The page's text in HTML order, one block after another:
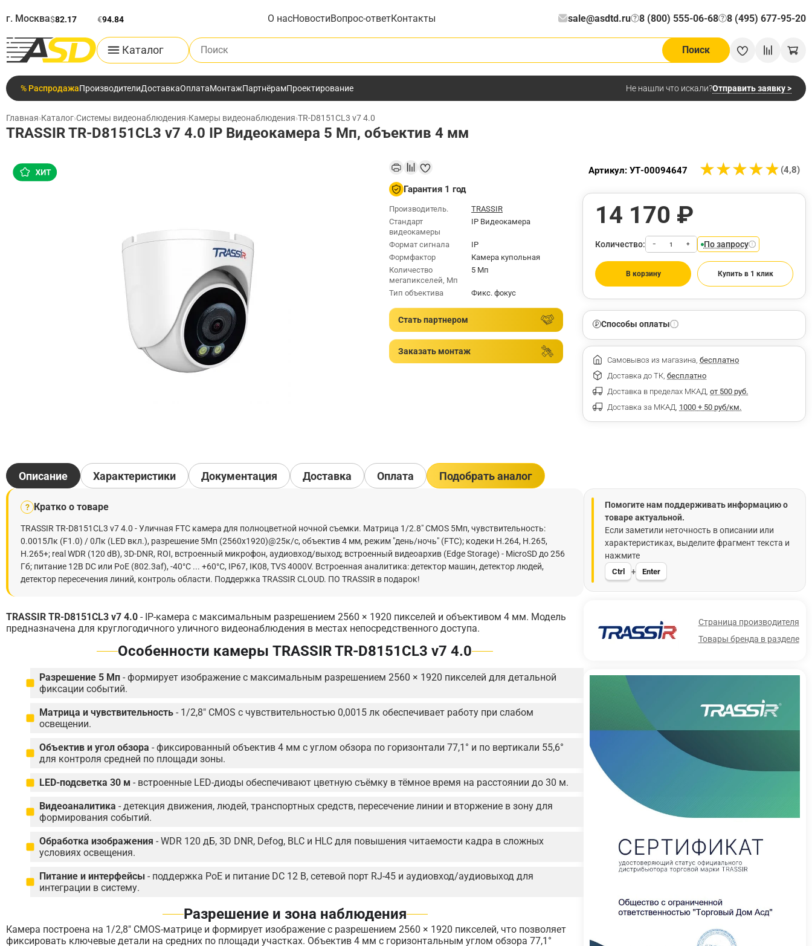
г. Москва$82.17 €94.84 О насНовостиВопрос-ответКонтакты sale@asdtd.ru 8 (800) 555-06-68
? 8 (495) 677-95-20
?
Каталог
Поиск по каталогу
Поиск
% РаспродажаПроизводителиДоставкаОплатаМонтажПартнёрамПроектирование Не нашли что искали?Отправить заявку >
Главная›Каталог›Системы видеонаблюдения›Камеры видеонаблюдения›TR-D8151CL3 v7 4.0
TRASSIR TR-D8151CL3 v7 4.0 IP Видеокамера 5 Мп, объектив 4 мм
Гарантия 1 год
Производитель.
TRASSIR
Стандарт
видеокамеры
IP Видеокамера
Формат сигнала
IP
Формфактор
Камера купольная
Количество
мегапикселей, Мп
5 Мп
Тип объектива Фикс. фокус
Стать партнером
Заказать монтаж
★★★★★
★★★★★ (4,8)
Артикул: УТ-00094647
14 170 ₽
Количество: − + По запросу
В корзину Купить в 1 клик
Способы оплаты
Самовывоз из магазина, бесплатно
Доставка до ТК, бесплатно
Доставка в пределах МКАД, от 500 руб.
Доставка за МКАД, 1000 + 50 руб/км.
Описание
? Кратко о товаре
TRASSIR TR-D8151CL3 v7 4.0 - Уличная FTC камера для полноцветной ночной съемки. Матрица 1/2.8" CMOS 5Мп, чувствительность:
0.0015Лк (F1.0) / 0Лк (LED вкл.), разрешение 5Мп (2560x1920)@25к/с, объектив 4 мм, режим "день/ночь" (FTC); кодеки H.264, H.265,
H.265+; real WDR (120 dB), 3D-DNR, ROI, встроенный микрофон, аудиовход/выход; встроенный видеоархив (Edge Storage) - MicroSD до 256
Гб; питание 12В DC или PoE (802.3af), -40°C ... +60°C, IP67, IK08, TVS 4000V. Встроенная аналитика: детектор машин, детектор людей,
детектор пересечения линий, контроль области. Поддержка TRASSIR CLOUD. ПО TRASSIR в подарок!
TRASSIR TR-D8151CL3 v7 4.0 - IP-камера с максимальным разрешением 2560 × 1920 пикселей и объективом 4 мм. Модель
предназначена для круглогодичного уличного видеонаблюдения в местах непосредственного доступа.
Особенности камеры TRASSIR TR-D8151CL3 v7 4.0
Разрешение 5 Мп - формирует изображение с максимальным разрешением 2560 × 1920 пикселей для детальной
фиксации событий.
Матрица и чувствительность - 1/2,8" CMOS с чувствительностью 0,0015 лк обеспечивает работу при слабом
освещении.
Объектив и угол обзора - фиксированный объектив 4 мм с углом обзора по горизонтали 77,1° и по вертикали 55,6°
для контроля средней по площади зоны.
LED-подсветка 30 м - встроенные LED-диоды обеспечивают цветную съёмку в тёмное время на расстоянии до 30 м.
Видеоаналитика - детекция движения, людей, транспортных средств, пересечение линии и вторжение в зону для
формирования событий.
Обработка изображения - WDR 120 дБ, 3D DNR, Defog, BLC и HLC для повышения читаемости кадра в сложных
условиях освещения.
Питание и интерфейсы - поддержка PoE и питание DC 12 В, сетевой порт RJ-45 и аудиовход/аудиовыход для
интеграции в систему.
Разрешение и зона наблюдения
Камера построена на 1/2,8" CMOS-матрице и формирует изображение с разрешением 2560 × 1920 пикселей, что позволяет
фиксировать ключевые детали на средних по площади участках. Объектив 4 мм с горизонтальным углом обзора 77,1°
Помогите нам поддерживать информацию о
товаре актуальной.
Если заметили неточность в описании или
характеристиках, выделите фрагмент текста и
нажмите
Ctrl + Enter
Страница производителя
Товары бренда в разделе
Характеристики Документация Доставка Оплата Подобрать аналог